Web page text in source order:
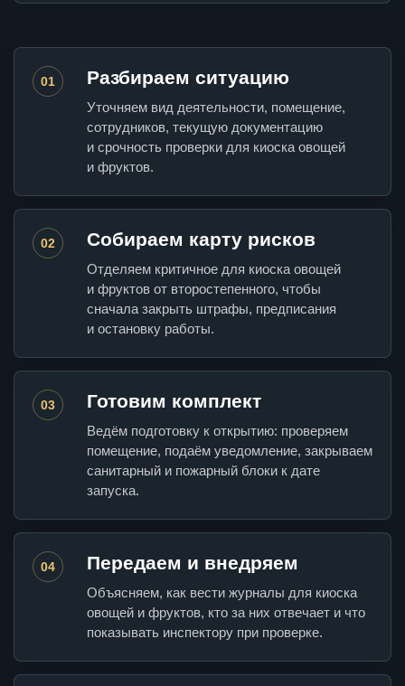
01 Разбираем ситуацию
Уточняем вид деятельности, помещение,
сотрудников, текущую документацию
и срочность проверки для киоска овощей
и фруктов.
02 Собираем карту рисков
Отделяем критичное для киоска овощей
и фруктов от второстепенного, чтобы
сначала закрыть штрафы, предписания
и остановку работы.
03 Готовим комплект
Ведём подготовку к открытию: проверяем
помещение, подаём уведомление, закрываем
санитарный и пожарный блоки к дате
запуска.
04 Передаем и внедряем
Объясняем, как вести журналы для киоска
овощей и фруктов, кто за них отвечает и что
показывать инспектору при проверке.